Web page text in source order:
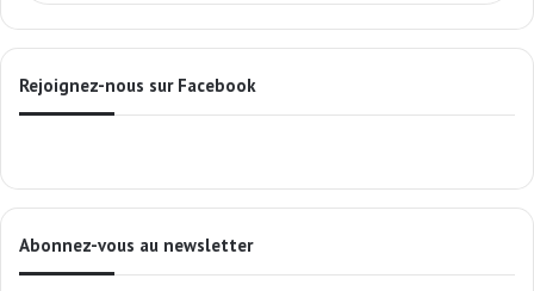
Rejoignez-nous sur Facebook
Abonnez-vous au newsletter